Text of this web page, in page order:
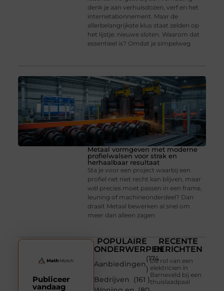
denk je aan verhuisdozen, verf en het
internetabonnement. Maar de
allerbelangrijkste klus staat zelden op
het lijstje: nieuwe sloten. Waarom dat
essentieel is? Omdat je simpelweg
Metaal vormgeven met moderne
profielwalsen voor strak en
herhaalbaar resultaat
Sta je voor een project waarbij een
profiel net niet recht kan blijven, maar
wél precies moet passen in een frame,
leuning of machineonderdeel? Dan
draait Metaal bewerken al snel om
meer dan alleen zagen
POPULAIRE
ONDERWERPEN
Aanbiedingen
(174
)
Bedrijven
(161 )
RECENTE
BERICHTEN
De rol van een
elektricien in
Barneveld bij een
thuislaadpaal
Publiceer
vandaag